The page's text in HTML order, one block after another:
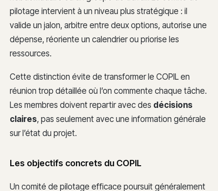
pilotage intervient à un niveau plus stratégique : il
valide un jalon, arbitre entre deux options, autorise une
dépense, réoriente un calendrier ou priorise les
ressources.
Cette distinction évite de transformer le COPIL en
réunion trop détaillée où l’on commente chaque tâche.
Les membres doivent repartir avec des décisions
claires, pas seulement avec une information générale
sur l’état du projet.
Les objectifs concrets du COPIL
Un comité de pilotage efficace poursuit généralement